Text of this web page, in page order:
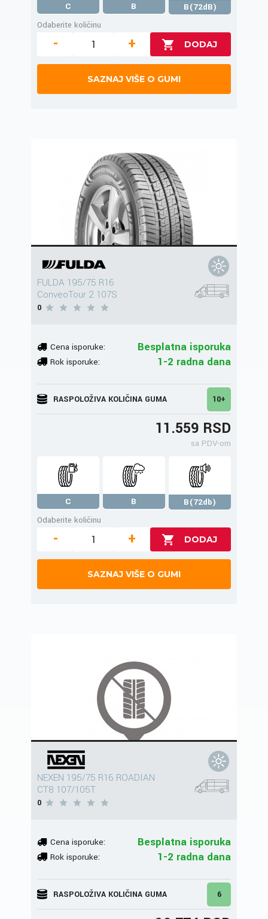
C B
B(72dB)
Odaberite količinu
- +
SAZNAJ VIŠE O GUMI
FULDA 195/75 R16
ConveoTour 2 107S
0
Cena isporuke: Besplatna isporuka
Rok isporuke: 1-2 radna dana
RASPOLOŽIVA KOLIČINA GUMA 10+
11.559 RSD
sa PDV-om
C B
B(72db)
Odaberite količinu
- +
SAZNAJ VIŠE O GUMI
NEXEN 195/75 R16 ROADIAN
CT8 107/105T
0
Cena isporuke: Besplatna isporuka
Rok isporuke: 1-2 radna dana
RASPOLOŽIVA KOLIČINA GUMA 6